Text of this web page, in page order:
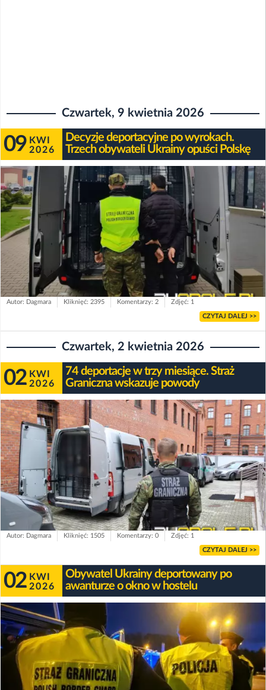
Czwartek, 9 kwietnia 2026
09 KWI
2026
Decyzje deportacyjne po wyrokach.
Trzech obywateli Ukrainy opuści Polskę
Autor: Dagmara Kliknięć: 2395 Komentarzy: 2 Zdjęć: 1
CZYTAJ DALEJ >>
Czwartek, 2 kwietnia 2026
02 KWI
2026
74 deportacje w trzy miesiące. Straż
Graniczna wskazuje powody
Autor: Dagmara Kliknięć: 1505 Komentarzy: 0 Zdjęć: 1
CZYTAJ DALEJ >>
02 KWI
2026
Obywatel Ukrainy deportowany po
awanturze o okno w hostelu